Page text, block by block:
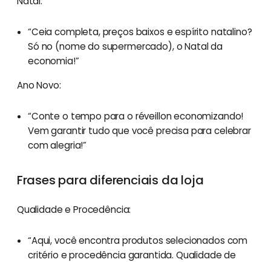
“Ceia completa, preços baixos e espírito natalino?
Só no (nome do supermercado), o Natal da
economia!”
Ano Novo:
“Conte o tempo para o réveillon economizando!
Vem garantir tudo que você precisa para celebrar
com alegria!”
Frases para diferenciais da loja
Qualidade e Procedência:
“Aqui, você encontra produtos selecionados com
critério e procedência garantida. Qualidade de